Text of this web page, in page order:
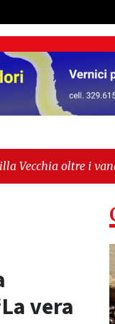
il vero nodo è il
chiarezza!”"
vera